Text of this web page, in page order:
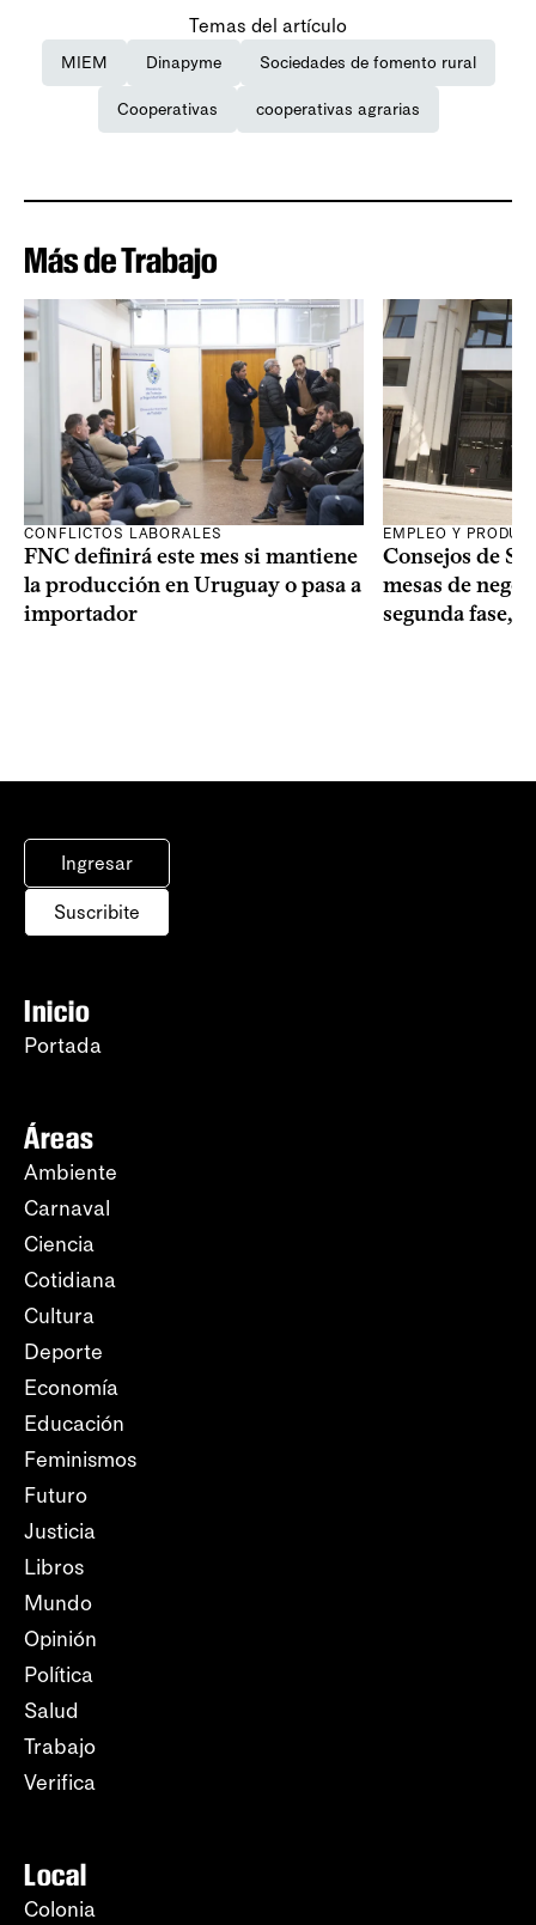
Temas del artículo
MIEM Dinapyme Sociedades de fomento rural
Cooperativas cooperativas agrarias
Más de Trabajo
CONFLICTOS LABORALES
FNC definirá este mes si mantiene
la producción en Uruguay o pasa a
importador
EMPLEO Y
Consejos de
mesas de
segunda fase,
Ingresar
Suscribite
Inicio
Portada
Áreas
Ambiente
Carnaval
Ciencia
Cotidiana
Cultura
Deporte
Economía
Educación
Feminismos
Futuro
Justicia
Libros
Mundo
Opinión
Política
Salud
Trabajo
Verifica
Local
Colonia